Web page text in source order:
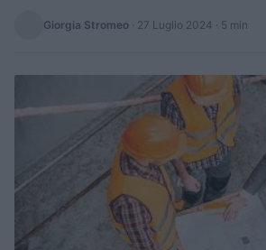
Giorgia Stromeo · 27 Luglio 2024 · 5 min